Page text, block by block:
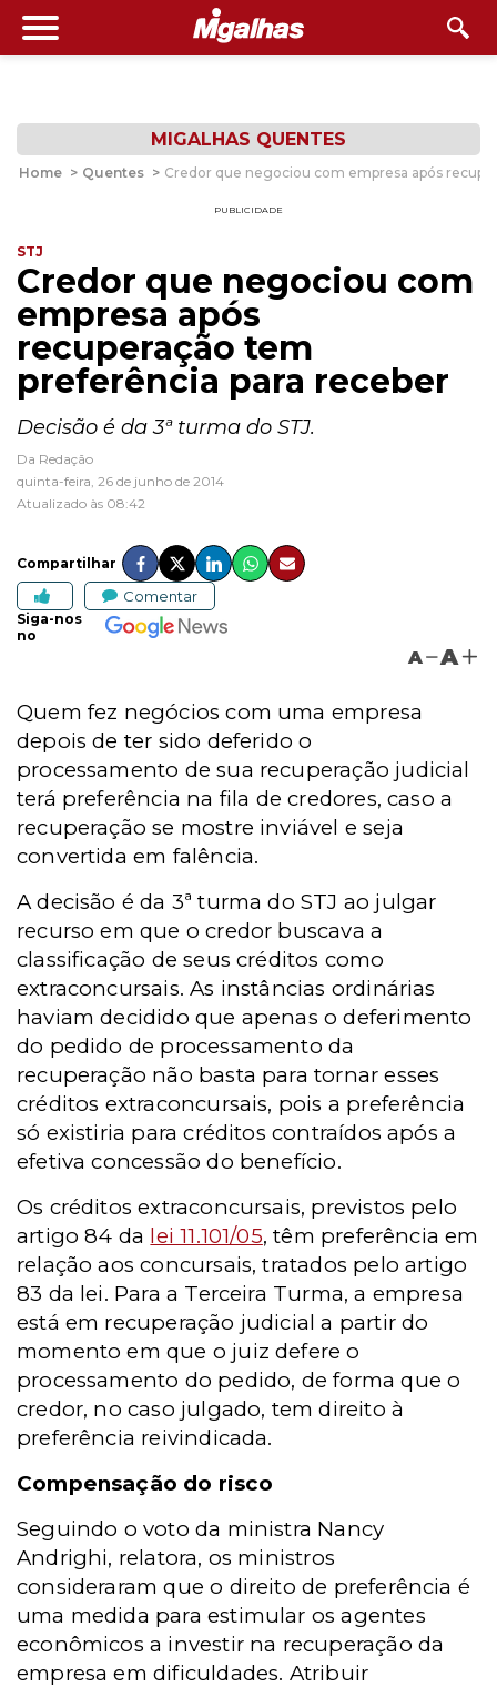
MIGALHAS QUENTES
Home > Quentes > Credor que negociou com empresa após
PUBLICIDADE
STJ
Credor que negociou com
empresa após
recuperação tem
preferência para receber
Decisão é da 3ª turma do STJ.
Da Redação
quinta-feira, 26 de junho de 2014
Atualizado às 08:42
Compartilhar
Comentar
Siga-nos
no
A A
Quem fez negócios com uma empresa
depois de ter sido deferido o
processamento de sua recuperação judicial
terá preferência na fila de credores, caso a
recuperação se mostre inviável e seja
convertida em falência.
A decisão é da 3ª turma do STJ ao julgar
recurso em que o credor buscava a
classificação de seus créditos como
extraconcursais. As instâncias ordinárias
haviam decidido que apenas o deferimento
do pedido de processamento da
recuperação não basta para tornar esses
créditos extraconcursais, pois a preferência
só existiria para créditos contraídos após a
efetiva concessão do benefício.
Os créditos extraconcursais, previstos pelo
artigo 84 da lei 11.101/05, têm preferência em
relação aos concursais, tratados pelo artigo
83 da lei. Para a Terceira Turma, a empresa
está em recuperação judicial a partir do
momento em que o juiz defere o
processamento do pedido, de forma que o
credor, no caso julgado, tem direito à
preferência reivindicada.
Compensação do risco
Seguindo o voto da ministra Nancy
Andrighi, relatora, os ministros
consideraram que o direito de preferência é
uma medida para estimular os agentes
econômicos a investir na recuperação da
empresa em dificuldades. Atribuir